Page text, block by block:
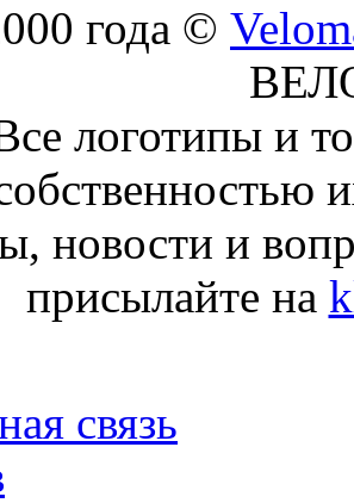
года ©
логотипы и
новости и
присылайте на
связь